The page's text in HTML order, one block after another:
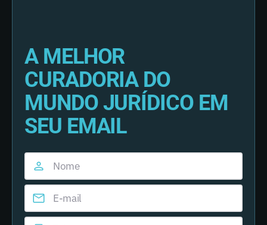
A MELHOR
CURADORIA DO
MUNDO JURÍDICO EM
SEU EMAIL